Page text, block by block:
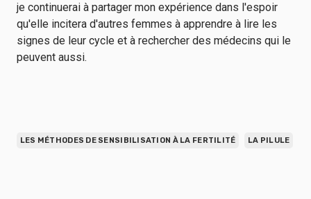
je continuerai à partager mon expérience dans l'espoir
qu'elle incitera d'autres femmes à apprendre à lire les
signes de leur cycle et à rechercher des médecins qui le
peuvent aussi.
LES MÉTHODES DE SENSIBILISATION À LA FERTILITÉ LA PILULE